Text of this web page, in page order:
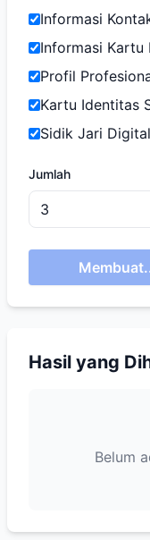
Informasi
Informasi Kartu
Profil
Kartu Identitas
Sidik Jari Digital
Jumlah
Hasil yang
Belum